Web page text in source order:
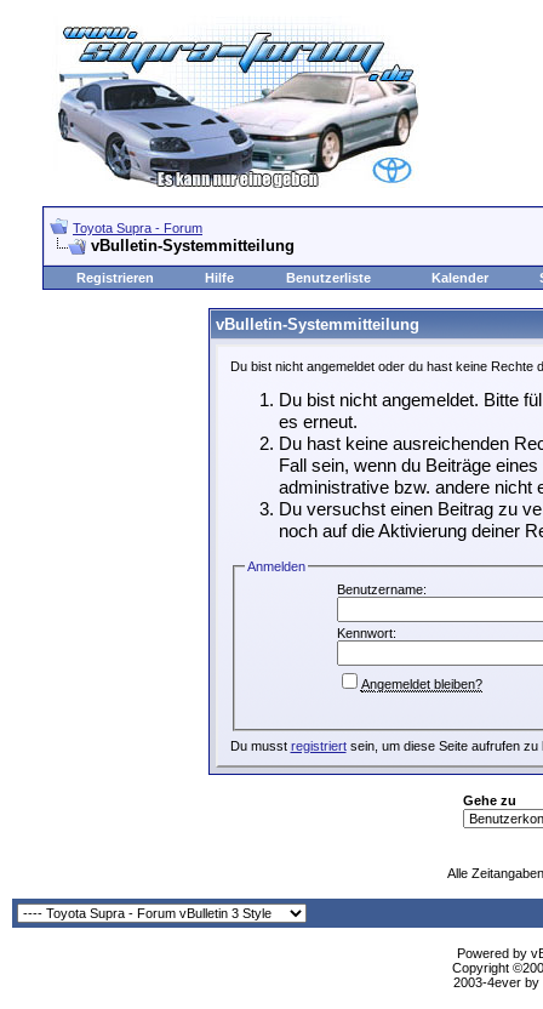
Toyota Supra - Forum
vBulletin-Systemmitteilung
Registrieren Hilfe Benutzerliste Kalender
vBulletin-Systemmitteilung
Du bist nicht angemeldet oder du hast keine Rechte
Du bist nicht angemeldet. Bitte
es erneut.
Du hast keine ausreichenden
Fall sein, wenn du Beiträge
administrative bzw. andere nicht
Du versuchst einen Beitrag zu
noch auf die Aktivierung deiner
Anmelden
Benutzername:
Kennwort:
Angemeldet bleiben?
Du musst registriertsein, um diese Seite aufrufen zu
Gehe zu
Alle
Powered by
Copyright
2003-4ever by